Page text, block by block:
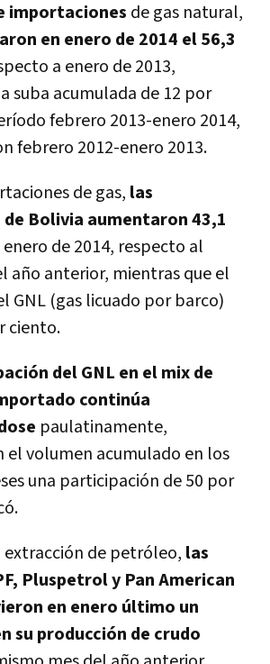
importaciones de gas natural,
en enero de 2014 el 56,3
a enero de 2013,
suba acumulada de 12 por
febrero 2013-enero 2014,
febrero 2012-enero 2013.
de gas, las
Bolivia aumentaron 43,1
enero de 2014, respecto al
año anterior, mientras que el
GNL (gas licuado por barco)
ciento.
del GNL en el mix de
continúa
paulatinamente,
el volumen acumulado en los
una participación de 50 por
extracción de petróleo, las
Pluspetrol y Pan American
en enero último un
su producción de crudo